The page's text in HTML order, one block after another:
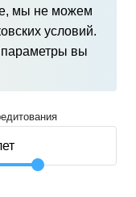
мы не можем
условий.
параметры вы